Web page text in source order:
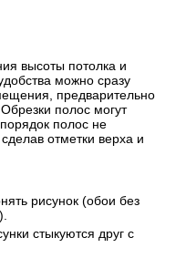
высоты потолка и
можно сразу
предварительно
полос могут
полос не
отметки верха и
рисунок (обои без
стыкуются друг с